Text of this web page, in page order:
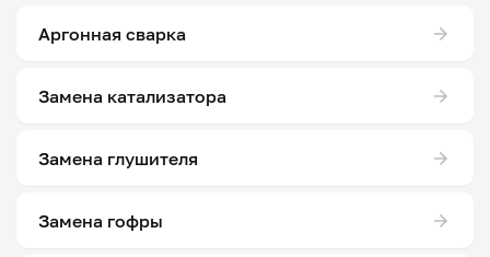
Аргонная сварка
Замена катализатора
Замена глушителя
Замена гофры